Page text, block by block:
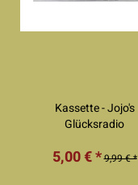
Kassette - Jojo's
Glücksradio
5,00 € *9,99 € *